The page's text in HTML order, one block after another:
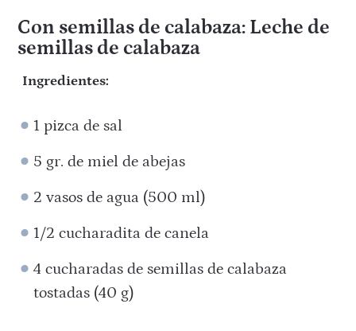
Con semillas de calabaza: Leche de
semillas de calabaza
Ingredientes:
1 pizca de sal
5 gr. de miel de abejas
2 vasos de agua (500 ml)
1/2 cucharadita de canela
4 cucharadas de semillas de calabaza
tostadas (40 g)